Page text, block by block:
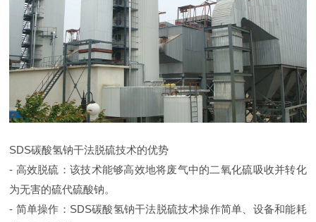
SDS碳酸氢钠干法脱硫技术的优势
- 高效脱硫：该技术能够高效地将废气中的二氧化硫吸收并转化
为无害的硫代硫酸钠。
- 简单操作：SDS碳酸氢钠干法脱硫技术操作简单、设备和能耗